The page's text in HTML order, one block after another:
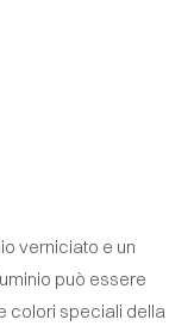
verniciato e un
può essere
colori speciali della